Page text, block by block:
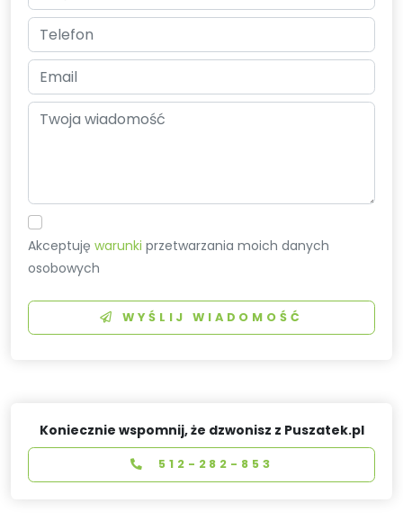
Akceptujęwarunki przetwarzania moich danych
osobowych
WYŚLIJ WIADOMOŚĆ
Koniecznie wspomnij, że dzwonisz z Puszatek.pl
512-282-853